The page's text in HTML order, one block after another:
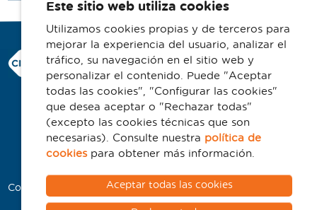
Consorci Hospitalari de Vic
Carrer Francesc Pla 'El Vigatà', 1
08500 Vic
Telefono 93 702 77 16
Contacto
Aviso legal
Política de cookies
Colaboradores
Este sitio web utiliza cookies
Utilizamos cookies propias y de terceros para
mejorar la experiencia del usuario, analizar el
tráfico, su navegación en el sitio web y
personalizar el contenido. Puede "Aceptar
todas las cookies", "Configurar las cookies"
que desea aceptar o "Rechazar todas"
(excepto las cookies técnicas que son
necesarias). Consulte nuestra política de
cookiespara obtener más información.
Aceptar todas las cookies